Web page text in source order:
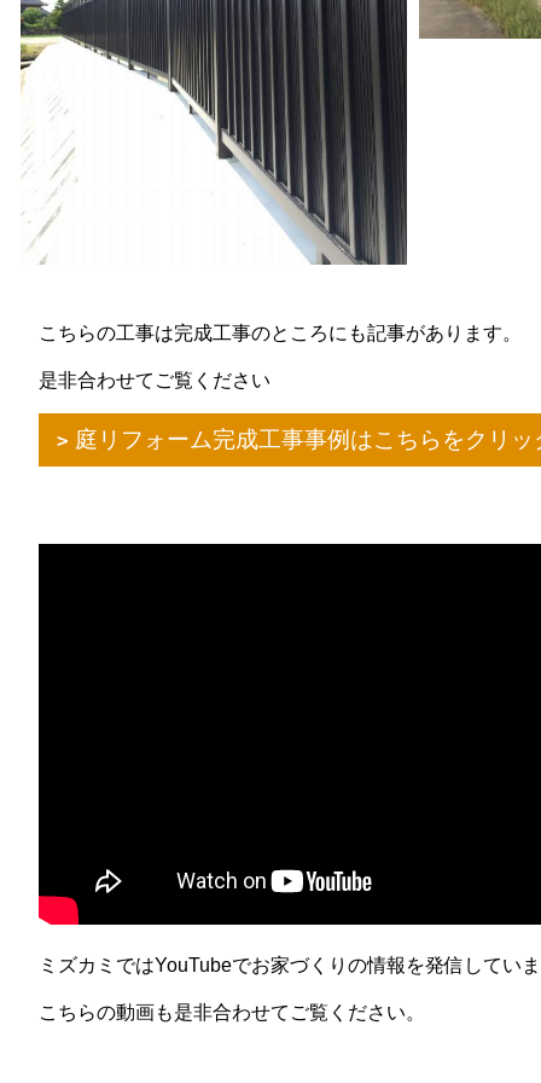
こちらの工事は完成工事のところにも記事があります。
是非合わせてご覧ください
庭リフォーム完成工事事例はこちらをクリッ
ミズカミではYouTubeでお家づくりの情報を発信してい
こちらの動画も是非合わせてご覧ください。